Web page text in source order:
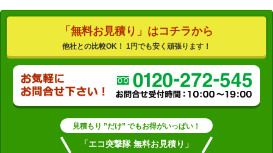
「無料お見積り」はコチラから
他社との比較OK！ 1円でも安く頑張ります！
見積もり ”だけ” でもお得がいっぱい！
「エコ突撃隊 無料お見積り」